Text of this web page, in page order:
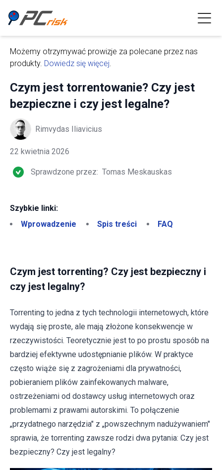
Możemy otrzymywać prowizje za polecane przez nas
produkty. Dowiedz się więcej.
Czym jest torrentowanie? Czy jest
bezpieczne i czy jest legalne?
Rimvydas Iliavicius
22 kwietnia 2026
Sprawdzone przez: Tomas Meskauskas
Szybkie linki:
Wprowadzenie
Spis treści FAQ
Czym jest torrenting? Czy jest bezpieczny i
czy jest legalny?
Torrenting to jedna z tych technologii internetowych, które
wydają się proste, ale mają złożone konsekwencje w
rzeczywistości. Teoretycznie jest to po prostu sposób na
bardziej efektywne udostępnianie plików. W praktyce
często wiąże się z zagrożeniami dla prywatności,
pobieraniem plików zainfekowanych malware,
ostrzeżeniami od dostawcy usług internetowych oraz
problemami z prawami autorskimi. To połączenie
„przydatnego narzędzia" z „powszechnym nadużywaniem"
sprawia, że torrenting zawsze rodzi dwa pytania: Czy jest
bezpieczny? Czy jest legalny?